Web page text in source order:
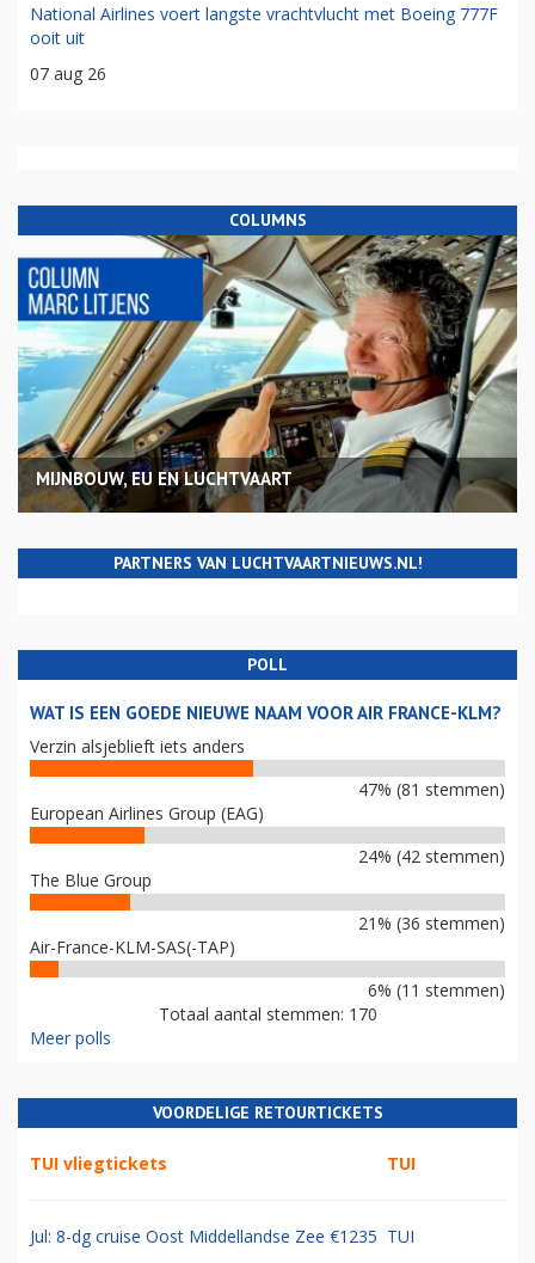
National Airlines voert langste vrachtvlucht met Boeing 777F
ooit uit
07 aug 26
COLUMNS
MIJNBOUW, EU EN LUCHTVAART
PARTNERS VAN LUCHTVAARTNIEUWS.NL!
POLL
WAT IS EEN GOEDE NIEUWE NAAM VOOR AIR FRANCE-KLM?
Verzin alsjeblieft iets anders
47% (81 stemmen)
European Airlines Group (EAG)
24% (42 stemmen)
The Blue Group
21% (36 stemmen)
Air-France-KLM-SAS(-TAP)
6% (11 stemmen)
Totaal aantal stemmen: 170
Meer polls
VOORDELIGE RETOURTICKETS
TUI vliegtickets TUI
Jul: 8-dg cruise Oost Middellandse Zee €1235 TUI